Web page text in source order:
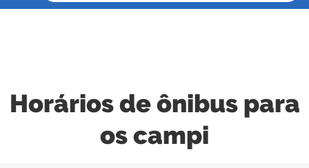
Horários de ônibus para
os campi